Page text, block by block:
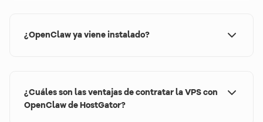
control y personalización en sus automatizaciones,
pero permite comenzar con configuraciones más
¿OpenClaw ya viene instalado?
configuraciones complejas y acelerando el inicio de
tus automatizaciones.
¿Cuáles son las ventajas de contratar la VPS con
OpenClaw de HostGator?